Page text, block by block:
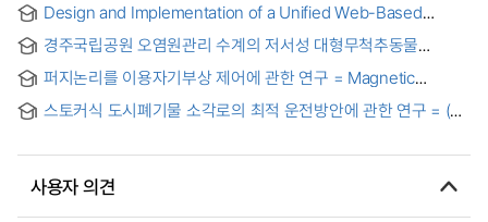
Design and Implementation of a Unified Web-Based
Reservation Platform for RWANDA's District Administrative
Services = 르완다 지방 행정 서비스를 위한 통합 웹 기반 예약
플랫폼 설계 및 구현
경주국립공원 오염원관리 수계의 저서성 대형무척추동물
군집특성 = A Characteristic of Community Distribution on
Benthic Macroinvertebrates in Pollutant Source
Management System of Gyeongju National Park
퍼지논리를 이용자기부상 제어에 관한 연구 = Magnetic
Levitation Control Using A Parallel Fuzzy-PID Controller
스토커식 도시폐기물 소각로의 최적 운전방안에 관한 연구 = (A)
wastes incinerators
사용자 의견